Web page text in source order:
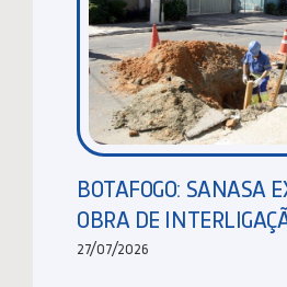
BOTAFOGO: SANASA
OBRA DE
27/07/2026